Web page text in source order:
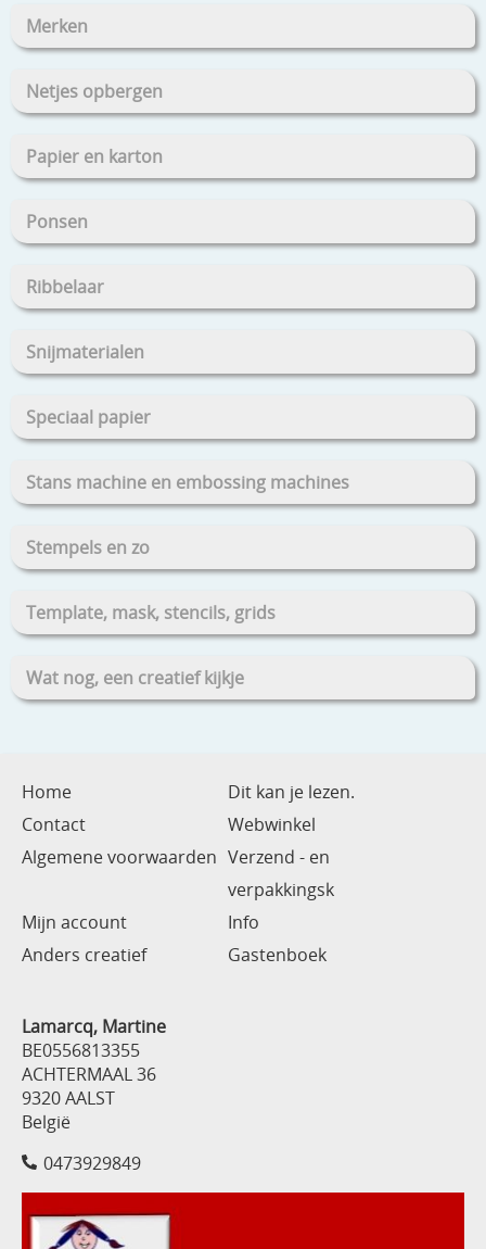
Merken
Netjes opbergen
Papier en karton
Ponsen
Ribbelaar
Snijmaterialen
Speciaal papier
Stans machine en embossing machines
Stempels en zo
Template, mask, stencils, grids
Wat nog, een creatief kijkje
Home
Dit kan je lezen.
Contact
Webwinkel
Algemene voorwaarden Verzend - en
verpakkingsk
Mijn account
Info
Anders creatief
Gastenboek
Lamarcq, Martine
BE0556813355
ACHTERMAAL 36
9320 AALST
België
0473929849